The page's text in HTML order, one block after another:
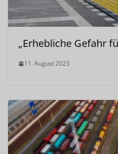
„Erhebliche Gefahr
11. August 2023